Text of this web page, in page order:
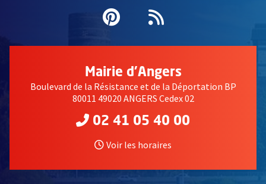
Pinterest
, Ouvre une
Flux RSS
Mairie d'Angers
Boulevard de la Résistance et de la Déportation BP
80011 49020 ANGERS Cedex 02
02 41 05 40 00
Voir les horaires